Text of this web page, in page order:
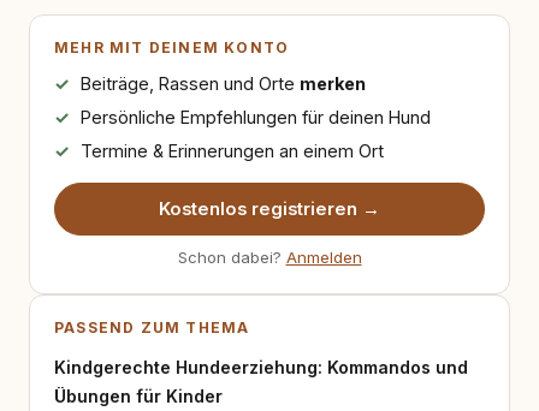
MEHR MIT DEINEM KONTO
Beiträge, Rassen und Orte merken
Persönliche Empfehlungen für deinen Hund
Termine & Erinnerungen an einem Ort
Kostenlos registrieren →
Schon dabei? Anmelden
PASSEND ZUM THEMA
Kindgerechte Hundeerziehung: Kommandos und
Übungen für Kinder